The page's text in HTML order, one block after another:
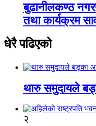
बुढानीलकण्ठ
तथा कार्यक्रम
धेरै पढिएको
थारु समुदायले
२